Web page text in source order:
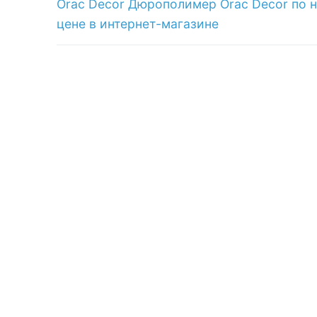
записям
Orac Decor Дюрополимер Orac Decor по
цене в интернет-магазине